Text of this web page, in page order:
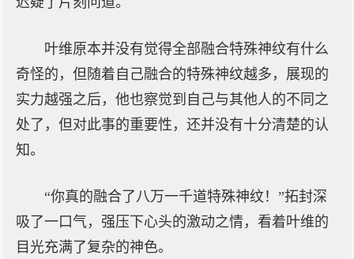
叶维原本并没有觉得全部融合特殊神纹有什么
奇怪的，但随着自己融合的特殊神纹越多，展现的
实力越强之后，他也察觉到自己与其他人的不同之
处了，但对此事的重要性，还并没有十分清楚的认
知。
“你真的融合了八万一千道特殊神纹！”拓封深
吸了一口气，强压下心头的激动之情，看着叶维的
目光充满了复杂的神色。